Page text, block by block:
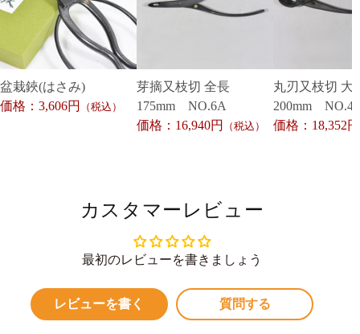
盆栽鋏(はさみ)
価格：3,606円
（税込）
芽摘又枝切 全長
175mm NO.6A
価格：16,940円
（税込）
丸刃又枝切
200mm NO.4
価格：18,352円
カスタマーレビュー
最初のレビューを書きましょう
レビューを書く 質問する